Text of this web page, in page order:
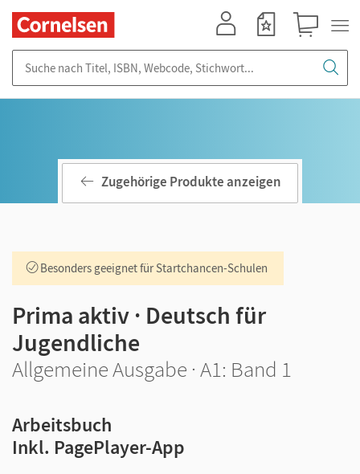
Zugehörige Produkte anzeigen
Besonders geeignet für Startchancen-Schulen
Prima aktiv · Deutsch für
Jugendliche
Allgemeine Ausgabe · A1: Band 1
Arbeitsbuch
Inkl. PagePlayer-App